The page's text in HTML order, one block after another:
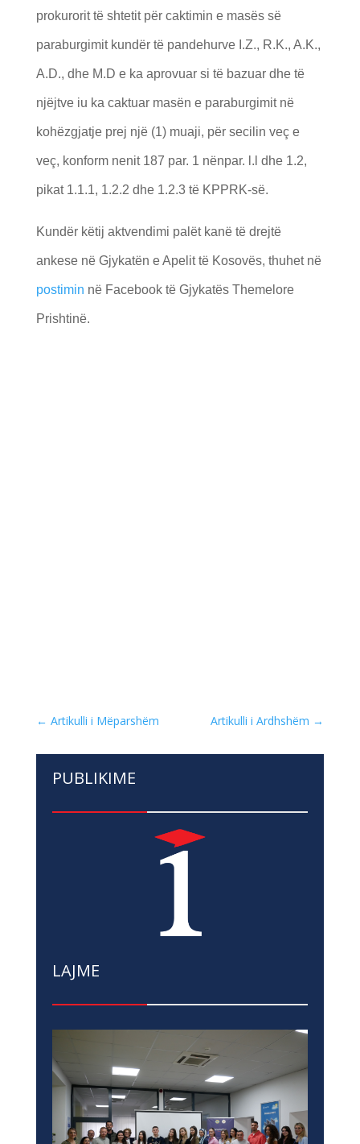
prokurorit të shtetit për caktimin e masës së
paraburgimit kundër të pandehurve I.Z., R.K., A.K.,
A.D., dhe M.D e ka aprovuar si të bazuar dhe të
njëjtve iu ka caktuar masën e paraburgimit në
kohëzgjatje prej një (1) muaji, për secilin veç e
veç, konform nenit 187 par. 1 nënpar. l.l dhe 1.2,
pikat 1.1.1, 1.2.2 dhe 1.2.3 të KPPRK-së.
Kundër këtij aktvendimi palët kanë të drejtë
ankese në Gjykatën e Apelit të Kosovës, thuhet në
postimin në Facebook të Gjykatës Themelore
Prishtinë.
← Artikulli i Mëparshëm Artikulli i Ardhshëm →
PUBLIKIME
LAJME